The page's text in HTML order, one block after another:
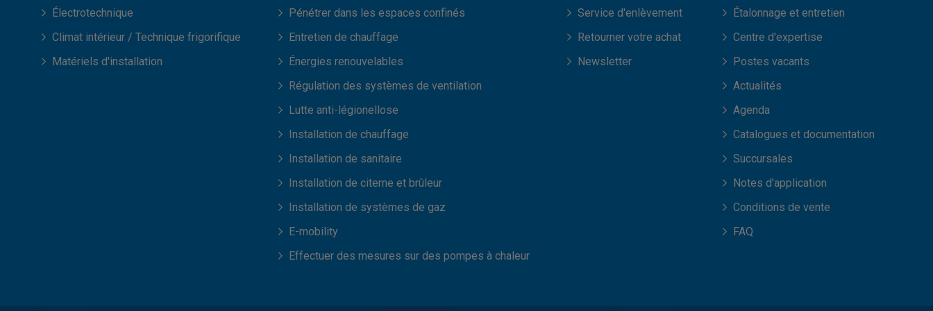
Électrotechnique
Climat intérieur / Technique frigorifique
Matériels d'installation
Pénétrer dans les espaces confinés
Entretien de chauffage
Énergies renouvelables
Régulation des systèmes de ventilation
Lutte anti-légionellose
Installation de chauffage
Installation de sanitaire
Installation de citerne et brûleur
Installation de systèmes de gaz
E-mobility
Effectuer des mesures sur des pompes à chaleur
Service d'enlèvement
Retourner votre achat
Newsletter
Étalonnage et entretien
Centre d'expertise
Postes vacants
Actualités
Agenda
Catalogues et documentation
Succursales
Notes d'application
Conditions de vente
FAQ